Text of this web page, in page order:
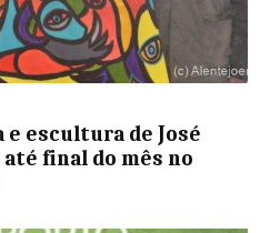
escultura de José
final do mês no